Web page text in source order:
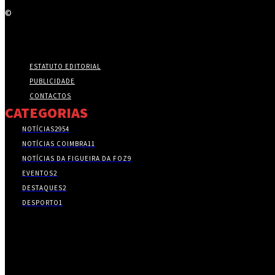
©
ESTATUTO EDITORIAL
PUBLICIDADE
CONTACTOS
CATEGORIAS
NOTÍCIAS2954
NOTÍCIAS COIMBRA11
NOTÍCIAS DA FIGUEIRA DA FOZ9
EVENTOS2
DESTAQUES2
DESPORTO1